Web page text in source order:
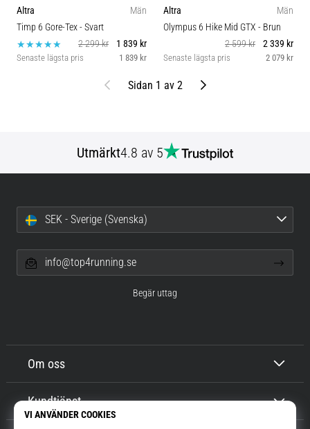
Altra
Män
Timp 6 Gore-Tex- Svart
2 299 kr
1 839 kr
Senaste lägsta pris 1 839 kr
Altra
Män
Olympus 6 Hike Mid GTX - Brun
2 599 kr
2 339 kr
Senaste lägsta pris 2 079 kr
Föregående
Sidan 1 av 2 Nästa
Utmärkt4.8 av 5
Om oss
Kundtjänst
SEK - Sverige (Svenska)
info@top4running.se
Begär uttag